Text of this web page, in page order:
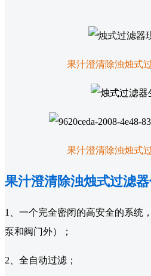
果汁澄清除浊烛式
果汁澄清除浊烛式
果汁澄清除浊烛式过滤
1、一个完全密闭的高安全的系统
泵和阀门外）；
2、全自动过滤；